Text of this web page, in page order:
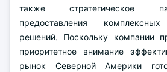
также стратегическое
предоставления
решений. Поскольку компании
приоритетное внимание
рынок Северной Америки